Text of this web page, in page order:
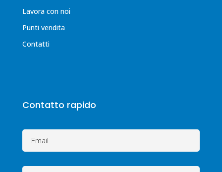
Lavora con noi
Punti vendita
Contatti
Contatto rapido